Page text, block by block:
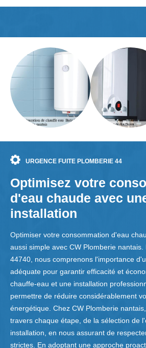
URGENCE FUITE PLOMBERIE 44
Optimisez votre
d'eau chaude avec
installation
Optimiser votre consommation d'eau
aussi simple avec CW Plomberie nantais.
44740, nous comprenons l'importance
adéquate pour garantir efficacité et
chauffe-eau et une installation
permettre de réduire considérablement
énergétique. Chez CW Plomberie
travers chaque étape, de la sélection de
installation, en nous assurant de
strictes. En adoptant une approche